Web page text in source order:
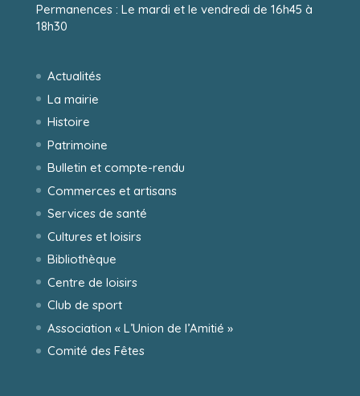
Permanences : Le mardi et le vendredi de 16h45 à
18h30
Actualités
La mairie
Histoire
Patrimoine
Bulletin et compte-rendu
Commerces et artisans
Services de santé
Cultures et loisirs
Bibliothèque
Centre de loisirs
Club de sport
Association « L’Union de l’Amitié »
Comité des Fêtes